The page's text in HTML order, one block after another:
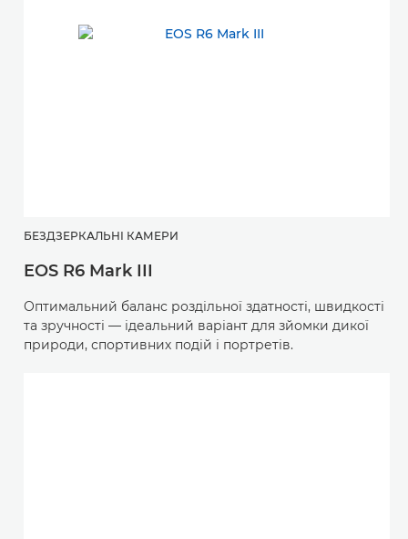
БЕЗДЗЕРКАЛЬНІ КАМЕРИ
EOS R6 Mark III
Оптимальний баланс роздільної здатності, швидкості
та зручності — ідеальний варіант для зйомки дикої
природи, спортивних подій і портретів.